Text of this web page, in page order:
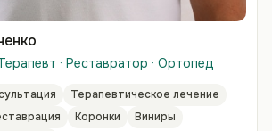
· Реставратор · Ортопед
Терапевтическое лечение
Коронки
Виниры